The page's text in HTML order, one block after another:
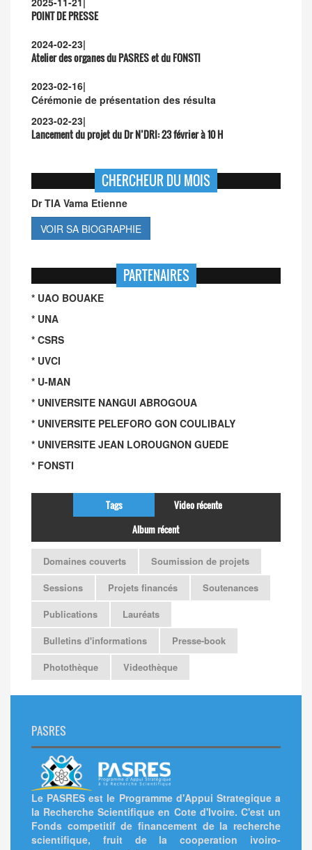
POINT DE PRESSE
2024-02-23|
Atelier des organes du PASRES et du FONSTI
2023-02-16|
Cérémonie de présentation des résulta
2023-02-23|
Lancement du projet du Dr N’DRI:23 février à 10 H
CHERCHEUR DU MOIS
Dr TIA Vama Etienne
VOIR SA BIOGRAPHIE
PARTENAIRES
* UAO BOUAKE
* UNA
* CSRS
* UVCI
* U-MAN
* UNIVERSITE NANGUI ABROGOUA
* UNIVERSITE PELEFORO GON COULIBALY
* UNIVERSITE JEAN LOROUGNON GUEDE
* FONSTI
Tags
Video récente
Album récent
Domaines couverts
Soumission de projets
Sessions
Projets financés
Soutenances
Publications
Lauréats
Bulletins d'informations
Presse-book
Photothèque
Videothèque
PASRES
Le PASRES est le Programme d'Appui Strategique a
la Recherche Scientifique en Cote d'Ivoire. C'est un
Fonds competitif de financement de la recherche
scientifique, fruit de la cooperation ivoiro-